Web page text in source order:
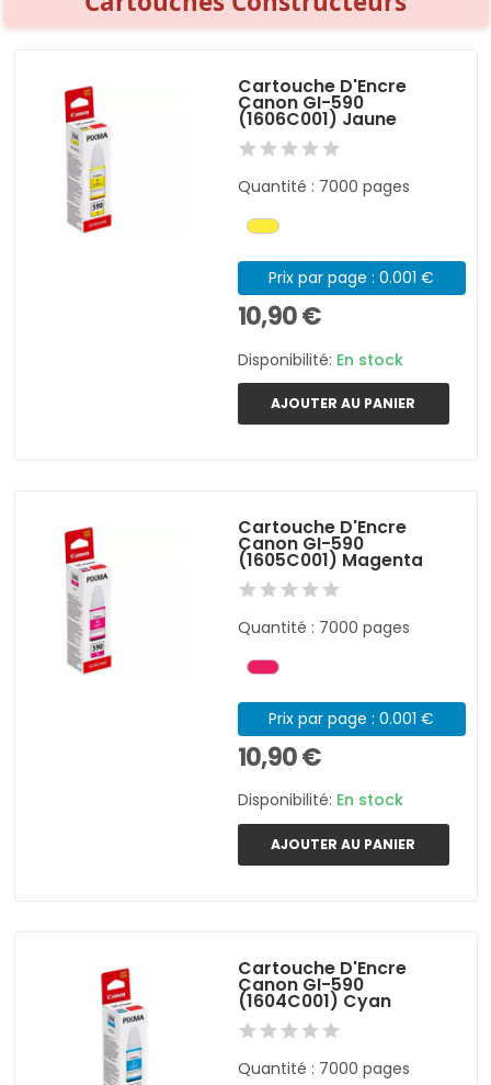
Cartouche D'Encre
Canon GI-590
(1606C001) Jaune
Quantité : 7000 pages
Prix par page : 0.001 €
10,90 €
Disponibilité: En stock
AJOUTER AU PANIER
Cartouche D'Encre
Canon GI-590
(1605C001) Magenta
Quantité : 7000 pages
Prix par page : 0.001 €
10,90 €
Disponibilité: En stock
AJOUTER AU PANIER
Cartouche D'Encre
Canon GI-590
(1604C001) Cyan
Quantité : 7000 pages